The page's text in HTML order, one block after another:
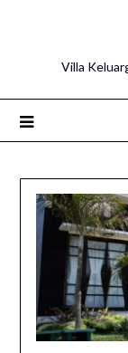
Villa